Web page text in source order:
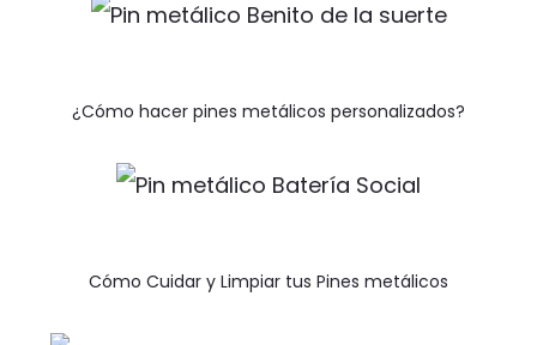
¿Cómo hacer pines metálicos personalizados?
Cómo Cuidar y Limpiar tus Pines metálicos